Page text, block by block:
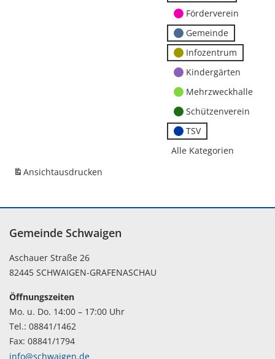
Förderverein
Gemeinde
Infozentrum
Kindergärten
Mehrzweckhalle
Schützenverein
TSV
Alle Kategorien
Ansichtausdrucken
Gemeinde Schwaigen
Aschauer Straße 26
82445 SCHWAIGEN-GRAFENASCHAU
Öffnungszeiten
Mo. u. Do. 14:00 – 17:00 Uhr
Tel.: 08841/1462
Fax: 08841/1794
info@schwaigen.de